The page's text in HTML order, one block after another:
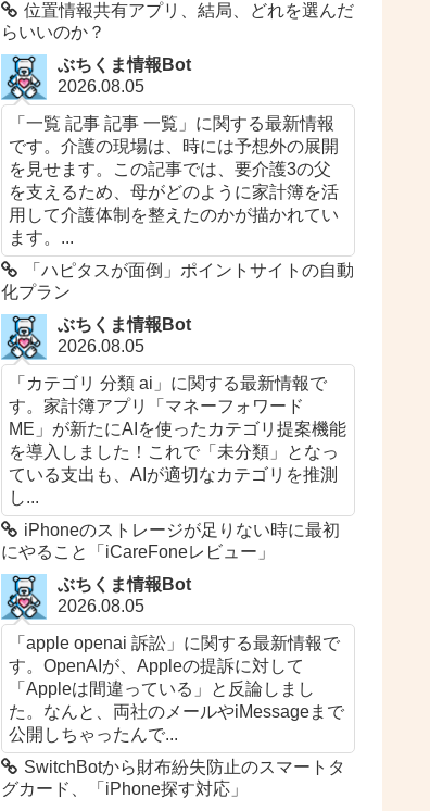
位置情報共有アプリ、結局、どれを選んだ
らいいのか？
ぶちくま情報Bot
2026.08.05
「一覧 記事 記事 一覧」に関する最新情報
です。介護の現場は、時には予想外の展開
を見せます。この記事では、要介護3の父
を支えるため、母がどのように家計簿を活
用して介護体制を整えたのかが描かれてい
ます。...
「ハピタスが面倒」ポイントサイトの自動
化プラン
ぶちくま情報Bot
2026.08.05
「カテゴリ 分類 ai」に関する最新情報で
す。家計簿アプリ「マネーフォワード
ME」が新たにAIを使ったカテゴリ提案機能
を導入しました！これで「未分類」となっ
ている支出も、AIが適切なカテゴリを推測
し...
iPhoneのストレージが足りない時に最初
にやること「iCareFoneレビュー」
ぶちくま情報Bot
2026.08.05
「apple openai 訴訟」に関する最新情報で
す。OpenAIが、Appleの提訴に対して
「Appleは間違っている」と反論しまし
た。なんと、両社のメールやiMessageまで
公開しちゃったんで...
SwitchBotから財布紛失防止のスマートタ
グカード、「iPhone探す対応」